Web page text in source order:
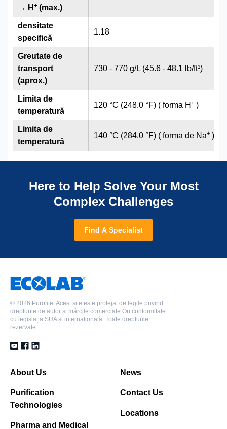
1.18
730 - 770 g/L (45.6 - 48.1 lb/ft³)
120 °C (248.0 °F) ( forma H + )
140 °C (284.0 °F) ( forma de Na+ )
→ H + (max.)
densitate
specifică
Greutate de
transport
(aprox.)
Limita de
temperatură
Limita de
temperatură
Here to Help Solve Your Most
Complex Challenges
Find A Specialist
© 2026 Purolite. Acest site este protejat de legile privind
drepturile de autor și mărcile comerciale Ón conformitate
cu legislația SUA și internațională. Toate drepturile
rezervate.
About Us
Purification
Technologies
Pharma and Medical
News
Contact Us
Locations